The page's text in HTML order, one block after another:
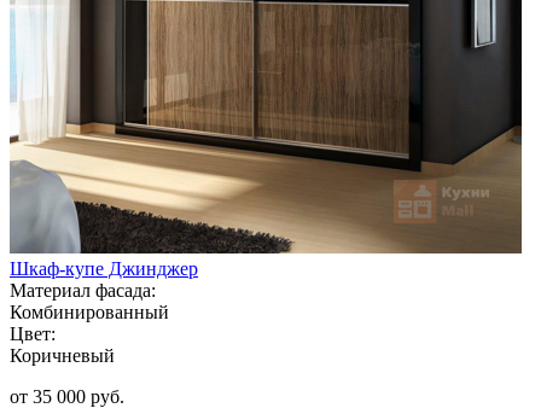
Шкаф-купе Джинджер
Материал фасада:
Комбинированный
Цвет:
Коричневый
от 35 000 руб.